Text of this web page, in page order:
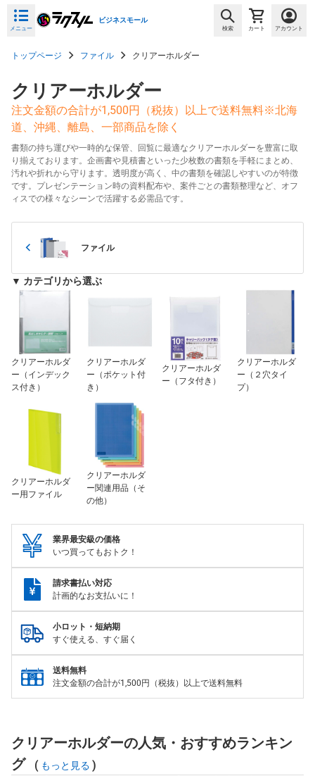
メニュー
ビジネスモール
検索 カート アカウント
トップページ ファイル クリアーホルダー
クリアーホルダー
注文金額の合計が1,500円（税抜）以上で送料無料※北海
道、沖縄、離島、一部商品を除く
書類の持ち運びや一時的な保管、回覧に最適なクリアーホルダーを豊富に取
り揃えております。企画書や見積書といった少枚数の書類を手軽にまとめ、
汚れや折れから守ります。透明度が高く、中の書類を確認しやすいのが特徴
です。プレゼンテーション時の資料配布や、案件ごとの書類整理など、オフ
ィスでの様々なシーンで活躍する必需品です。
ファイル
▼ カテゴリから選ぶ
クリアーホルダ
ー（インデック
ス付き）
クリアーホルダ
ー（ポケット付
き）
クリアーホルダ
ー（フタ付き）
クリアーホルダ
ー（２穴タイ
プ）
クリアーホルダ
ー用ファイル
クリアーホルダ
ー関連用品（そ
の他）
業界最安級の価格
いつ買ってもおトク！
請求書払い対応
計画的なお支払いに！
小ロット・短納期
すぐ使える、すぐ届く
送料無料
注文金額の合計が1,500円（税抜）以上で送料無料
クリアーホルダーの人気・おすすめランキン
グ
( もっと見る )